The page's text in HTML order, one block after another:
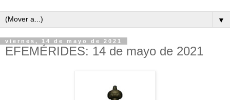
▼
viernes, 14 de mayo de 2021
EFEMÉRIDES: 14 de mayo de 2021